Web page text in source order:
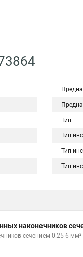
Тип
Тип
Тип
Тип
наконечников
сечением 0.25-6 мм²